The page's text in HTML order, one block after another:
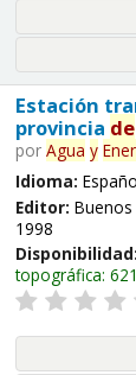
Estación
provincia de
por Agua y
Idioma:
Editor: Buenos
1998
Disponibilidad:
topográfica: